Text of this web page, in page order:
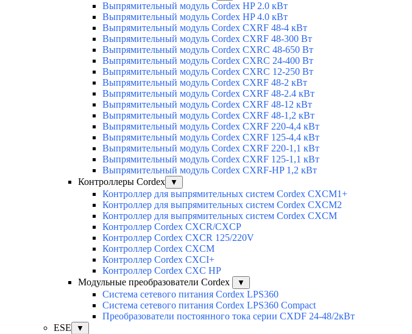
Выпрямительный модуль Cordex HP 2.0 кВт
Выпрямительный модуль Cordex HP 4.0 кВт
Выпрямительный модуль Cordex CXRF 48-4 кВт
Выпрямительный модуль Cordex CXRF 48-300 Вт
Выпрямительный модуль Cordex CXRС 48-650 Вт
Выпрямительный модуль Cordex CXRС 24-400 Вт
Выпрямительный модуль Cordex CXRС 12-250 Вт
Выпрямительный модуль Cordex CXRF 48-2 кВт
Выпрямительный модуль Cordex CXRF 48-2.4 кВт
Выпрямительный модуль Cordex CXRF 48-12 кВт
Выпрямительный модуль Cordex CXRF 48-1,2 кВт
Выпрямительный модуль Cordex CXRF 220-4,4 кВт
Выпрямительный модуль Cordex CXRF 125-4,4 кВт
Выпрямительный модуль Cordex CXRF 220-1,1 кВт
Выпрямительный модуль Cordex CXRF 125-1,1 кВт
Выпрямительный модуль Cordex CXRF-HP 1,2 кВт
Контроллеры Cordex
▼
Контроллер для выпрямительных систем Cordex CXCM1+
Контроллер для выпрямительных систем Cordex CXCM2
Контроллер для выпрямительных систем Cordex CXCM
Контроллер Cordex CXCR/CXCP
Контроллер Cordex CXCR 125/220V
Контроллер Cordex CXCM
Контроллер Cordex CXCI+
Контроллер Cordex CXC HP
Модульные преобразователи Cordex
▼
Система сетевого питания Cordex LPS360
Система сетевого питания Cordex LPS360 Compact
Преобразователи постоянного тока серии CXDF 24-48/2кВт
ESE
▼